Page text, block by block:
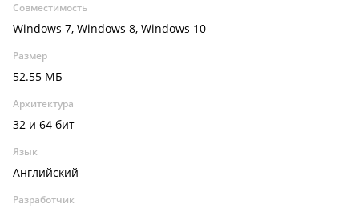
Совместимость
Windows 7, Windows 8, Windows 10
Размер
52.55 МБ
Архитектура
32 и 64 бит
Язык
Английский
Разработчик